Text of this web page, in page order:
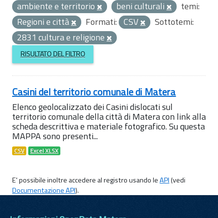
ambiente e territorio
beni culturali
temi:
Regioni e città
Formati: CSV
Sottotemi:
2831 cultura e religione
RISULTATO DEL FILTRO
Casini del territorio comunale di Matera
Elenco geolocalizzato dei Casini dislocati sul
territorio comunale della città di Matera con link alla
scheda descrittiva e materiale fotografico. Su questa
MAPPA sono presenti...
CSV Excel XLSX
E' possibile inoltre accedere al registro usando leAPI(vedi
Documentazione API).